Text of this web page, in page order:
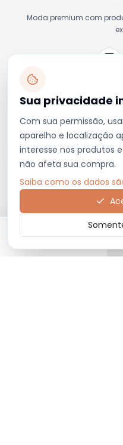
Moda premium com
FORMAS
Sua privacidade
Com sua permissão,
aparelho e localização
interesse nos produtos
não afeta sua compra.
Saiba como os dados